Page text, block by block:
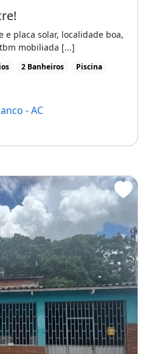
e placa solar, localidade boa,
mobiliada [...]
2 Banheiros
Piscina
- AC